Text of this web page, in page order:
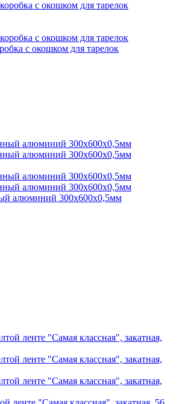
с окошком для тарелок
алюминий 300x600x0,5мм